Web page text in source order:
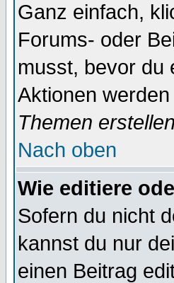
Ganz einfach,
Forums- oder
musst, bevor du
Aktionen
Themen
Nach oben
Wie editiere
Sofern du nicht
kannst du nur
einen Beitrag